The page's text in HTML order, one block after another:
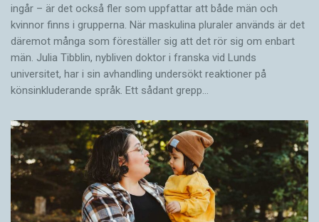
ingår – är det också fler som uppfattar att både män och
kvinnor finns i grupperna. När maskulina pluraler används är det
där­emot många som föreställer sig att det rör sig om enbart
män. Julia Tibblin, nybliven doktor i franska vid Lunds
universitet, har i sin avhandling undersökt reaktioner på
könsinkluderande språk. Ett sådant grepp…